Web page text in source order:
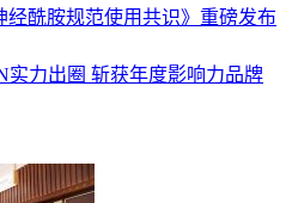
酰胺规范使用共识》重磅发布
实力出圈 斩获年度影响力品牌